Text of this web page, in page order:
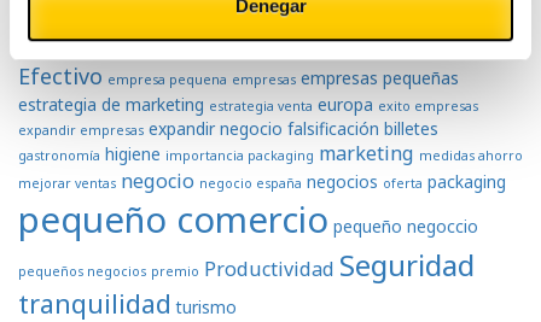
Denegar
Dinerodinero efectivodinero en
efectivo dinero falso economia colaborativa economía
Efectivo empresa pequena empresas empresas pequeñas
estrategia de marketing estrategia venta europa exito empresas
expandir empresas expandir negocio falsificación billetes
gastronomía higiene importancia packaging marketing medidas ahorro
mejorar ventas negocio negocio españa negocios oferta packaging
pequeño comercio pequeño negoccio
pequeños negocios premio Productividad Seguridad
tranquilidad turismo